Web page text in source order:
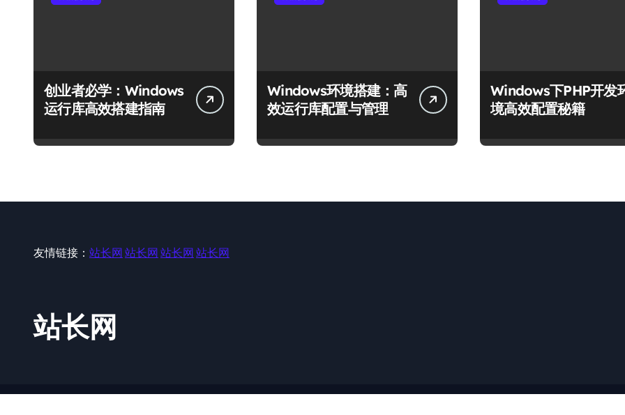
创业者必学：Windows
运行库高效搭建指南
Windows环境搭建：高
效运行库配置与管理
Windows下PHP开发
境高效配置秘籍
友情链接： 站长网 站长网 站长网 站长网
站长网